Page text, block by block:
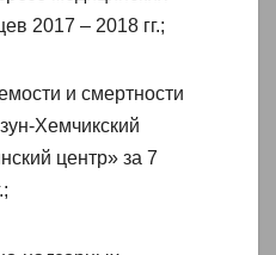
2017 – 2018 гг.;
и смертности
Хемчикский
центр» за 7